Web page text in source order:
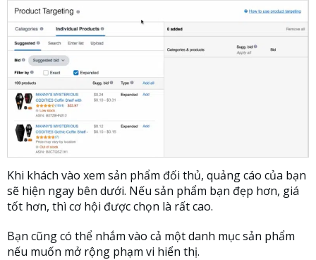
Khi khách vào xem sản phẩm đối thủ, quảng cáo của bạn
sẽ hiện ngay bên dưới. Nếu sản phẩm bạn đẹp hơn, giá
tốt hơn, thì cơ hội được chọn là rất cao.
Bạn cũng có thể nhắm vào cả một danh mục sản phẩm
nếu muốn mở rộng phạm vi hiển thị.